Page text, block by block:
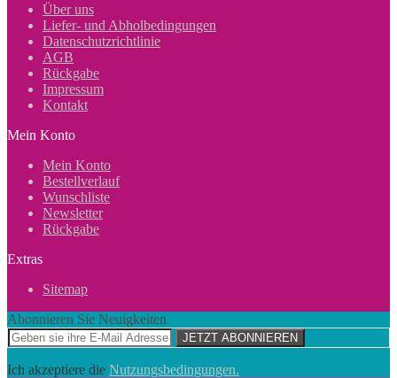
Über uns
Liefer- und Abholbedingungen
Datenschutzrichtlinie
AGB
Rückgabe
Impressum
Kontakt
Mein Konto
Mein Konto
Bestellverlauf
Wunschliste
Newsletter
Rückgabe
Extras
Sitemap
Abonnieren Sie Neuigkeiten
JETZT ABONNIEREN
Ich akzeptiere die Nutzungsbedingungen.